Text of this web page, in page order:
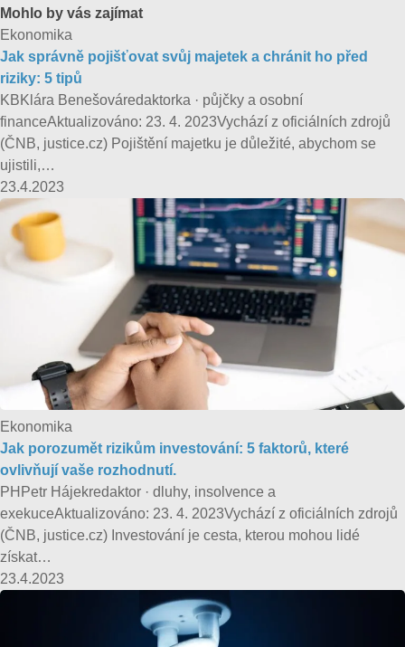
Mohlo by vás zajímat
Ekonomika
Jak správně pojišťovat svůj majetek a chránit ho před
riziky: 5 tipů
KBKlára Benešováredaktorka · půjčky a osobní
financeAktualizováno: 23. 4. 2023Vychází z oficiálních zdrojů
(ČNB, justice.cz) Pojištění majetku je důležité, abychom se
ujistili,…
23.4.2023
Ekonomika
Jak porozumět rizikům investování: 5 faktorů, které
ovlivňují vaše rozhodnutí.
PHPetr Hájekredaktor · dluhy, insolvence a
exekuceAktualizováno: 23. 4. 2023Vychází z oficiálních zdrojů
(ČNB, justice.cz) Investování je cesta, kterou mohou lidé
získat…
23.4.2023